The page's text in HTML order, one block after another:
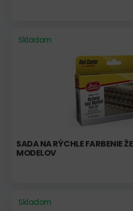
Skladom
SADA NA RÝCHLE FARBENIE
MODELOV
Skladom